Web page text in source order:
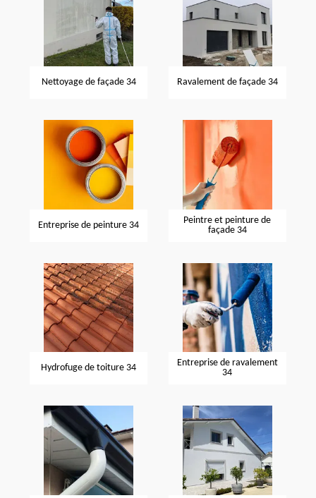
Nettoyage de façade 34 Ravalement de façade 34
Entreprise de peinture 34
Peintre et peinture de
façade 34
Hydrofuge de toiture 34
Entreprise de ravalement
34